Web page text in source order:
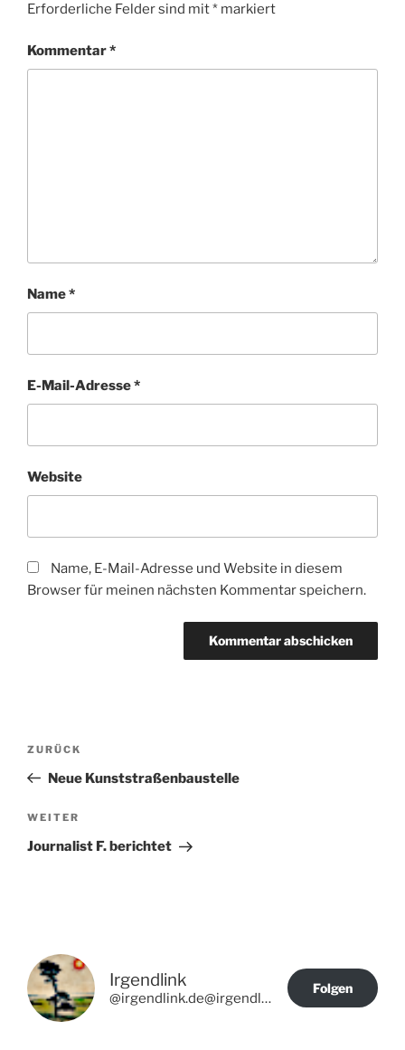
Erforderliche Felder sind mit* markiert
Kommentar*
Name*
E-Mail-Adresse*
Website
Name, E-Mail-Adresse und Website in diesem
Browser für meinen nächsten Kommentar speichern.
Beitragsnavigation
Vorheriger
Beitrag
ZURÜCK
Neue Kunststraßenbaustelle
Nächster
Beitrag
WEITER
Journalist F. berichtet
Irgendlink
@irgendlink.de@irgendlink.de
Folgen